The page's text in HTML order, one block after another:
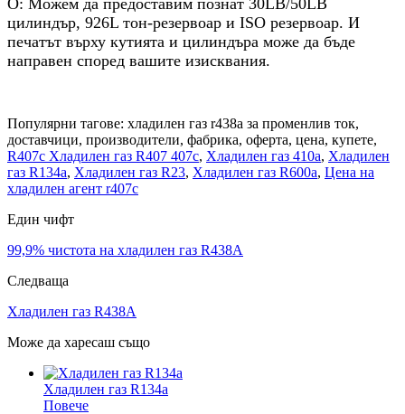
цилиндър, 926L тон-резервоар и ISO резервоар. И
печатът върху кутията и цилиндъра може да бъде
направен според вашите изисквания.
Популярни тагове: хладилен газ r438a за променлив ток,
доставчици, производители, фабрика, оферта, цена, купете,
R407c Хладилен газ R407 407c, Хладилен газ 410a, Хладилен
газ R134a, Хладилен газ R23, Хладилен газ R600a, Цена на
хладилен агент r407c
Един чифт
99,9% чистота на хладилен газ R438A
Следваща
Хладилен газ R438A
Може да харесаш също
Хладилен газ R134a
Повече